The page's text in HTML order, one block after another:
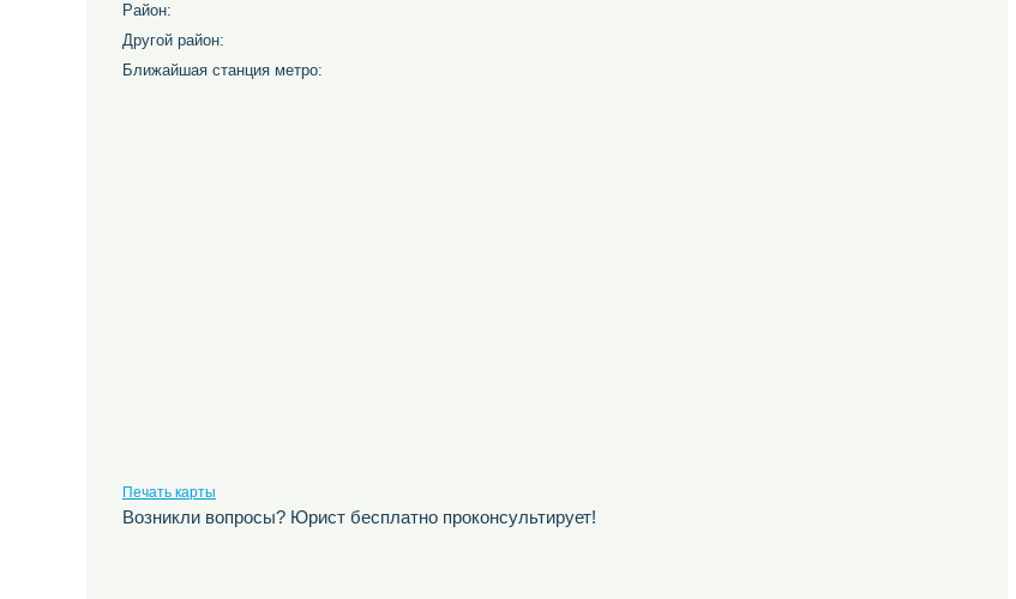
Район:
Другой район:
Ближайшая станция метро:
Печать карты
Возникли вопросы? Юрист бесплатно проконсультирует!